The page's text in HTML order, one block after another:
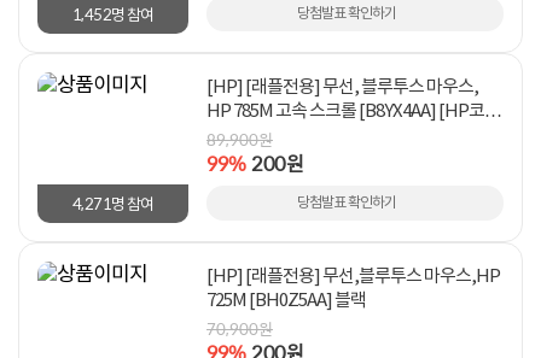
1,452명 참여 당첨발표 확인하기
4,271명 참여
[HP] [래플전용] 무선, 블루투스 마우스,
HP 785M 고속 스크롤 [B8YX4AA] [HP코리
아 정품] 블랙
89,900원
99% 200원
당첨발표 확인하기
[HP] [래플전용] 무선,블루투스 마우스,HP
725M [BH0Z5AA] 블랙
70,900원
99% 200원